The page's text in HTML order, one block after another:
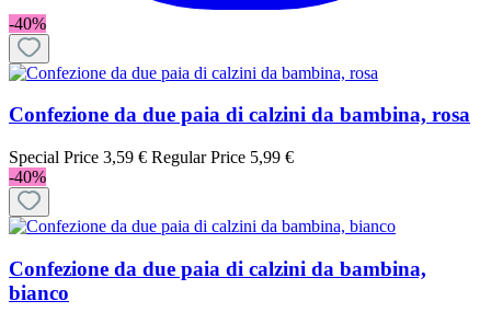
-40%
Confezione da due paia di calzini da bambina, rosa
Special Price 3,59 € Regular Price 5,99 €
-40%
Confezione da due paia di calzini da bambina,
bianco